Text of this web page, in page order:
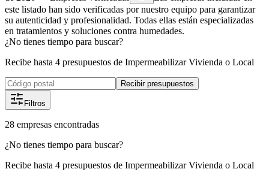
este listado han sido verificadas por nuestro equipo para garantizar
su autenticidad y profesionalidad. Todas ellas están especializadas
en tratamientos y soluciones contra humedades.
¿No tienes tiempo para buscar?
Recibe hasta 4 presupuestos de Impermeabilizar Vivienda o Local
Recibir presupuestos
Filtros
28 empresas encontradas
¿No tienes tiempo para buscar?
Recibe hasta 4 presupuestos de Impermeabilizar Vivienda o Local